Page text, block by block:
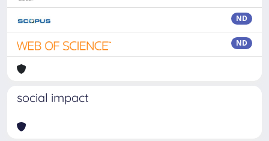
ND
ND
social impact